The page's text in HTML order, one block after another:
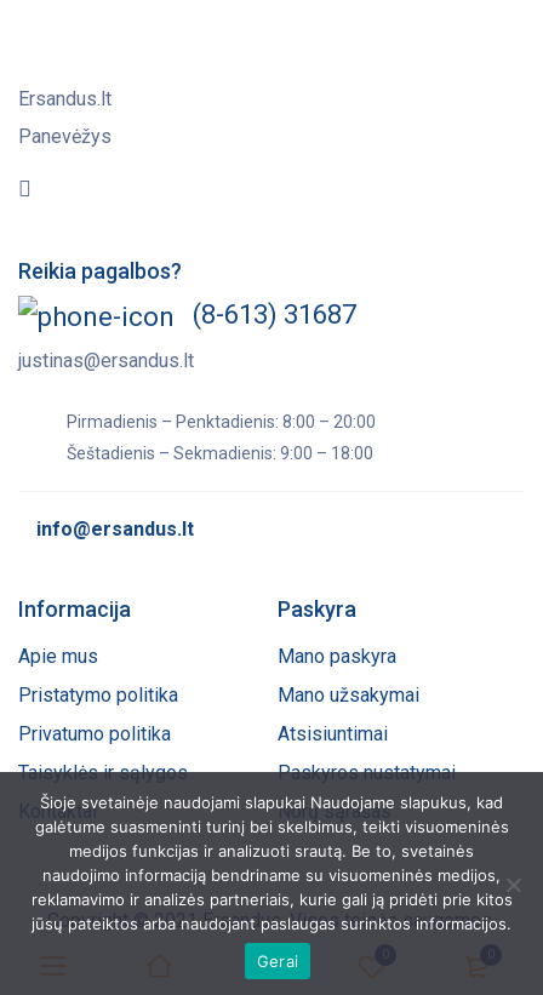
Ersandus.lt
Panevėžys
Reikia pagalbos?
(8-613) 31687
justinas@ersandus.lt
Pirmadienis – Penktadienis: 8:00 – 20:00
Šeštadienis – Sekmadienis: 9:00 – 18:00
info@ersandus.lt
Informacija
Apie mus
Pristatymo politika
Privatumo politika
Taisyklės ir sąlygos
Kontaktai
Paskyra
Mano paskyra
Mano užsakymai
Atsisiuntimai
Paskyros nustatymai
Norų sąrašas
Copyright © 2021 Ersandus. Visos teisės saugomos.
Šioje svetainėje naudojami slapukai Naudojame slapukus, kad
galėtume suasmeninti turinį bei skelbimus, teikti visuomeninės
medijos funkcijas ir analizuoti srautą. Be to, svetainės
naudojimo informaciją bendriname su visuomeninės medijos,
reklamavimo ir analizės partneriais, kurie gali ją pridėti prie kitos
jūsų pateiktos arba naudojant paslaugas surinktos informacijos.
Gerai